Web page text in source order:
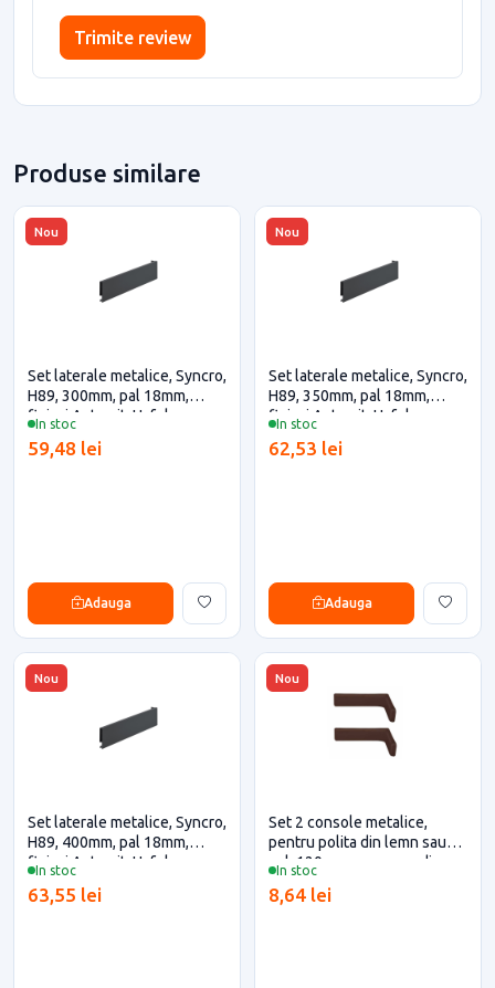
Trimite review
Produse similare
Nou
In stoc
Set laterale metalice, Syncro,
H89, 300mm, pal 18mm,
finisaj Antracit, Hafele
59,48 lei
Adauga
Nou
In stoc
Set laterale metalice, Syncro,
H89, 350mm, pal 18mm,
finisaj Antracit, Hafele
62,53 lei
Adauga
Nou
In stoc
Set laterale metalice, Syncro,
H89, 400mm, pal 18mm,
finisaj Antracit, Hafele
63,55 lei
Nou
In stoc
Set 2 console metalice,
pentru polita din lemn sau
pal, 120mm, cu masca din
8,64 lei